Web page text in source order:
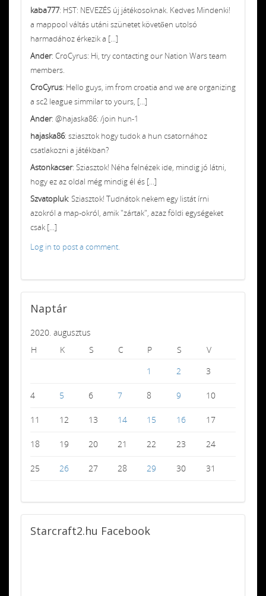
kaba777: HST: NEVEZÉS új játékosoknak. Kedves Mindenki!
a mappool váltás utáni szünetet követően utolsó
harmadához érkezik a [...]
Ander: CroCyrus: Hi, try contacting our Nation Wars team
members.
CroCyrus: Hello guys, im from croatia and we are organizing
a sc2 league simmilar to yours, [...]
Ander: @hajaska86: /join hun-1
hajaska86: sziasztok hogy tudok a hun csatornához
csatlakozni a játékban?
Astonkacser: Sziasztok! Néha felnézek ide, mindig jó látni,
hogy ez az oldal még mindig él és [...]
Szvatopluk: Sziasztok! Tudnátok nekem egy listát írni
azokról a map-okról, amik "zártak", azaz földi egységeket
csak [...]
Log in to post a comment.
Naptár
2020. augusztus
H
K S C P S
V
1
2 3
4 5 6 7 8 9 10
11 12 13 14 15 16 17
18 19 20 21 22 23 24
25 26 27 28 29 30 31
Starcraft2.hu Facebook